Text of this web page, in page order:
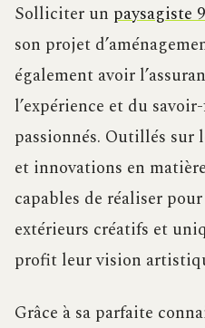
Solliciter un paysagiste
son projet
également avoir
l’expérience et du
passionnés. Outillés sur
et innovations en
capables de réaliser
extérieurs créatifs et
profit leur vision
Grâce à sa parfaite